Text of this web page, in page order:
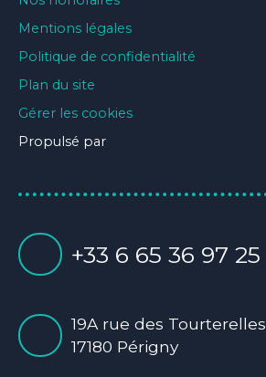
Mentions légales
Politique de confidentialité
Plan du site
Gérer les cookies
Propulsé par
+33 6 65 36 97 25
19A rue des Tourterelles
17180 Périgny